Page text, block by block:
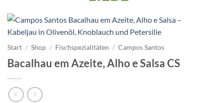
Start / Shop / Fischspezialitäten / Campos Santos
Bacalhau em Azeite, Alho e Salsa CS